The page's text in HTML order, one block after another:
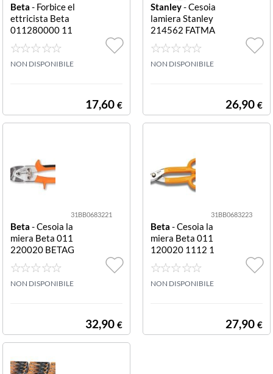
Beta - Forbice el
ettricista Beta
011280000 11
28BM dritta 11
28BM dritta
NON DISPONIBILE
17,60 €
Stanley- Cesoia
lamiera Stanley
214562 FATMA
X taglio Sx tagli
o Sx
NON DISPONIBILE
26,90 €
31BB0683221
Beta - Cesoia la
miera Beta 011
220020 BETAG
RIP 1122 1122
NON DISPONIBILE
32,90 €
31BB0683223
Beta - Cesoia la
miera Beta 011
120020 1112 1
112
NON DISPONIBILE
27,90 €